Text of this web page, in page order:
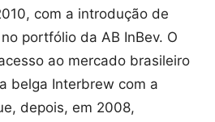
com a introdução de
portfólio da AB InBev. O
ao mercado brasileiro
belga Interbrew com a
depois, em 2008,